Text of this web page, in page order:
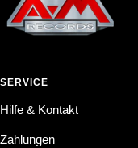
SERVICE
Hilfe & Kontakt
Zahlungen